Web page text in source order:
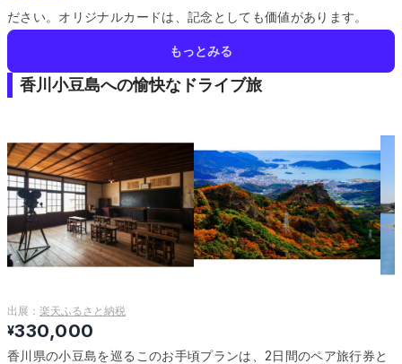
ださい。 オリジナルカードは、記念としても価値があります。
もっとみる
香川小豆島への愉快なドライブ旅
出展： 楽天ふるさと納税
¥330,000
香川県の小豆島を巡るこのお手頃プランは、2日間のペア旅行券と